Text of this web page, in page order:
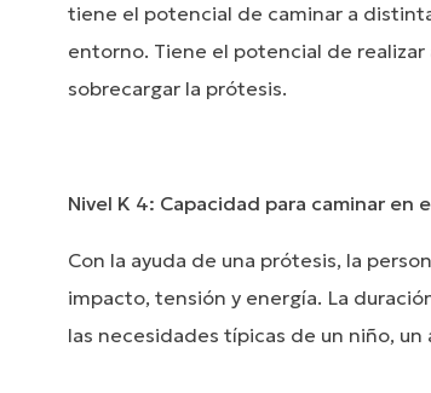
tiene el potencial de caminar a
entorno. Tiene el potencial de
sobrecargar la prótesis.
Nivel K 4: Capacidad para caminar
Con la ayuda de una prótesis, la
impacto, tensión y energía. La
las necesidades típicas de un niño,